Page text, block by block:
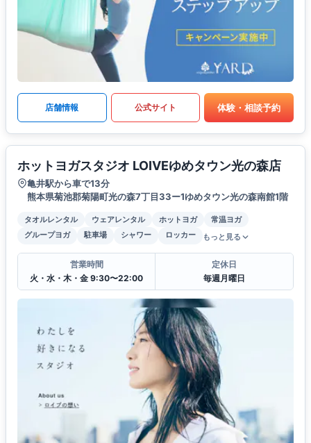
店舗情報 公式サイト 体験・相談予約
ホットヨガスタジオ LOIVEゆめタウン光の森店
亀井駅から車で13分
熊本県菊池郡菊陽町光の森7丁目33ー1ゆめタウン光の森南館1階
タオルレンタル ウェアレンタル ホットヨガ
常温ヨガ
グループヨガ
駐車場 シャワー ロッカー もっと見る
営業時間
火・水・木・金 9:30〜22:00
定休日
毎週月曜日